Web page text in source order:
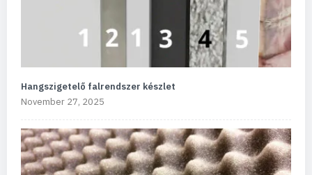
Hangszigetelő falrendszer készlet
November 27, 2025